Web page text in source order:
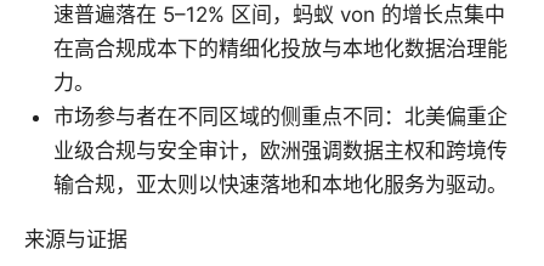
速普遍落在 5–12% 区间，蚂蚁 von 的增长点集中
在高合规成本下的精细化投放与本地化数据治理能
力。
市场参与者在不同区域的侧重点不同：北美偏重企
业级合规与安全审计，欧洲强调数据主权和跨境传
输合规，亚太则以快速落地和本地化服务为驱动。
来源与证据